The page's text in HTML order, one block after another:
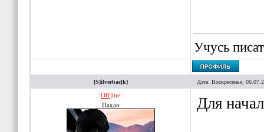
Учусь
[S]ilverbac[k] Дата: Воскресенье,
.::Offline::.
Пахан
Для